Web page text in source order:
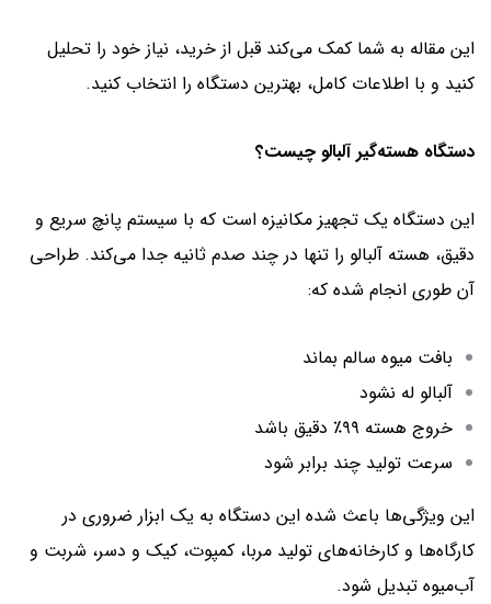
این مقاله به شما کمک می‌کند قبل از خرید، نیاز خود را تحلیل
کنید و با اطلاعات کامل، بهترین دستگاه را انتخاب کنید.
دستگاه هسته‌گیر آلبالو چیست؟
این دستگاه یک تجهیز مکانیزه است که با سیستم پانچ سریع و
دقیق، هسته آلبالو را تنها در چند صدم ثانیه جدا می‌کند. طراحی
آن طوری انجام شده که:
بافت میوه سالم بماند
آلبالو له نشود
خروج هسته ۹۹٪ دقیق باشد
سرعت تولید چند برابر شود
این ویژگی‌ها باعث شده این دستگاه به یک ابزار ضروری در
کارگاه‌ها و کارخانه‌های تولید مربا، کمپوت، کیک و دسر، شربت و
آب‌میوه تبدیل شود.